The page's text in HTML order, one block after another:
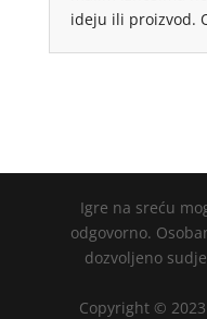
ideju ili proizvod.
Igre na sreću
odgovorno.
dozvoljeno
Copyright ©